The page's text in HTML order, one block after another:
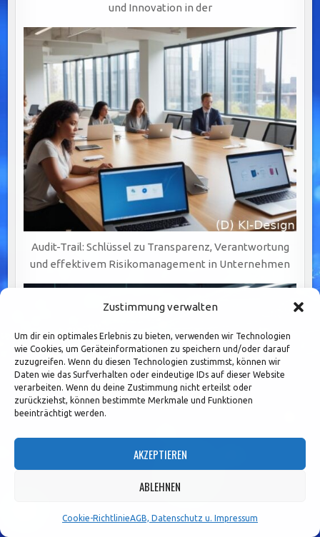
Zustimmung verwalten
Um dir ein optimales Erlebnis zu bieten, verwenden wir Technologien
wie Cookies, um Geräteinformationen zu speichern und/oder darauf
zuzugreifen. Wenn du diesen Technologien zustimmst, können wir
Daten wie das Surfverhalten oder eindeutige IDs auf dieser Website
verarbeiten. Wenn du deine Zustimmung nicht erteilst oder
zurückziehst, können bestimmte Merkmale und Funktionen
beeinträchtigt werden.
AKZEPTIEREN
ABLEHNEN
Cookie-RichtlinieAGB, Datenschutz u. Impressum
und Innovation in der
Audit-Trail: Schlüssel zu Transparenz, Verantwortung
und effektivem Risikomanagement in Unternehmen
verantwortungsvollem und nachhaltigem